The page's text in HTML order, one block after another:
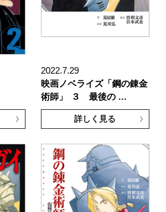
2022.7.29
映画ノベライズ「鋼の錬金
術師」
３ 最後の …
詳しく見る